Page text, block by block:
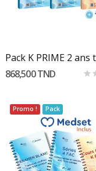
868,500 TND
Promo ! Pack